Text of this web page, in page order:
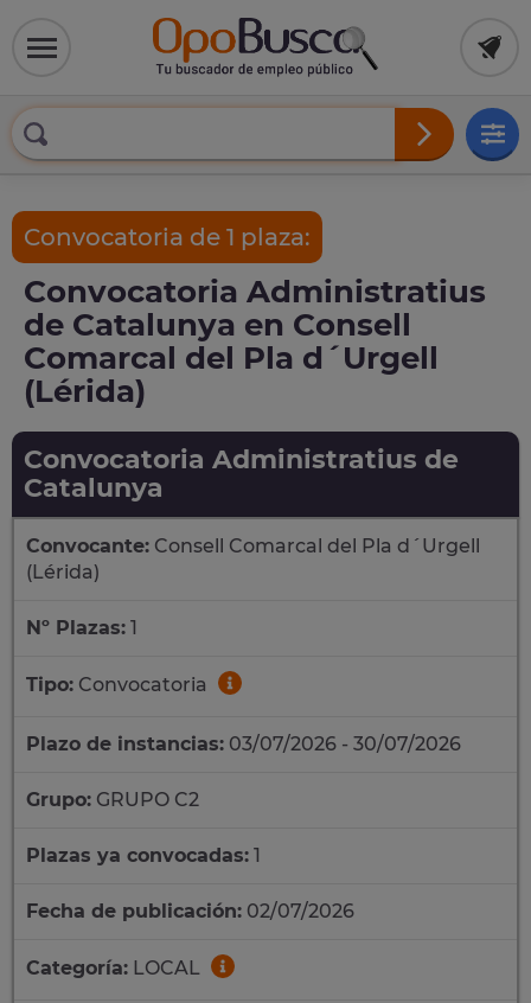
Convocatoria de 1 plaza:
Convocatoria Administratius
de Catalunya en Consell
Comarcal del Pla d´Urgell
(Lérida)
Convocatoria Administratius de
Catalunya
Convocante: Consell Comarcal del Pla d´Urgell
(Lérida)
Nº Plazas: 1
Tipo: Convocatoria
Plazo de instancias: 03/07/2026 - 30/07/2026
Grupo: GRUPO C2
Plazas ya convocadas: 1
Fecha de publicación: 02/07/2026
Categoría: LOCAL